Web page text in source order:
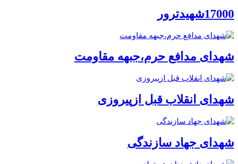
17000شهیدترور
شهدای مدافع حرم،جبهه مقاومت
شهدای انقلاب قبل ازپیروزی
شهدای جهاد سازندگی